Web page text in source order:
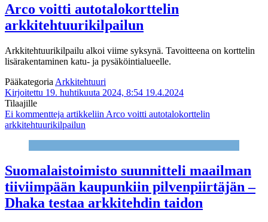
Arco voitti autotalokorttelin
arkkitehtuurikilpailun
Arkkitehtuurikilpailu alkoi viime syksynä. Tavoitteena on korttelin
lisärakentaminen katu- ja pysäköintialueelle.
Pääkategoria Arkkitehtuuri
Kirjoitettu 19. huhtikuuta 2024, 8:54 19.4.2024
Tilaajille
Ei kommentteja artikkeliin Arco voitti autotalokorttelin
arkkitehtuurikilpailun
Suomalaistoimisto suunnitteli maailman
tiiviimpään kaupunkiin pilvenpiirtäjän –
Dhaka testaa arkkitehdin taidon